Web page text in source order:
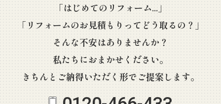
「はじめてのリフォーム...」
「リフォームのお見積もりってどう取るの？」
そんな不安はありませんか？
私たちにおまかせください。
きちんとご納得いただく形でご提案します。